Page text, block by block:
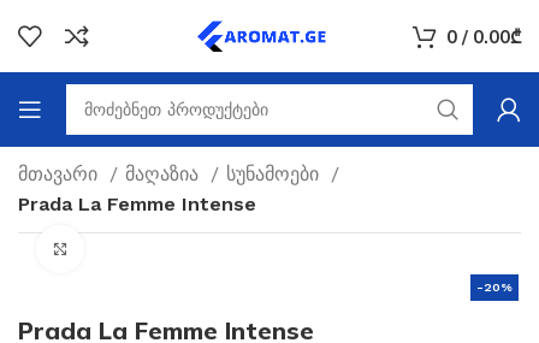
0 / 0.00₾
მთავარი მაღაზია
სუნამოები
Prada La Femme Intense
-20%
Prada La Femme Intense